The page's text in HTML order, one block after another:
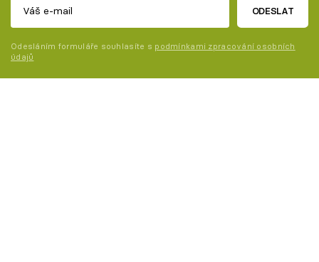
ODESLAT
Odesláním formuláře souhlasíte s podmínkami zpracování osobních
údajů